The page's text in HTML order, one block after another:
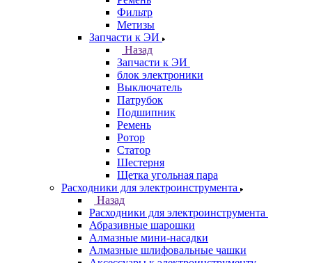
Фильтр
Метизы
Запчасти к ЭИ
Назад
Запчасти к ЭИ
блок электроники
Выключатель
Патрубок
Подшипник
Ремень
Ротор
Статор
Шестерня
Щетка угольная пара
Расходники для электроинструмента
Назад
Расходники для электроинструмента
Абразивные шарошки
Алмазные мини-насадки
Алмазные шлифовальные чашки